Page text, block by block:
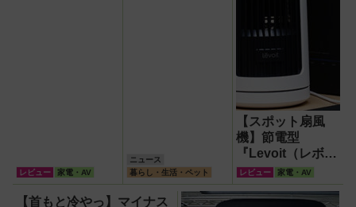
レビュー 家電・AV
ニュース
暮らし・生活・ペット
【スポット扇風
機】節電型
『Levoit（レボイ
ト）ミニタワーフ
ァン』なら快適・
安全・静音・コン
レビュー 家電・AV
【首もと冷やっ】マイナス